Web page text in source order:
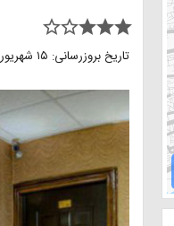
star_border star_border star star star
تاریخ بروزرسانی: ۱۵ شهریور ۱۴۰۱